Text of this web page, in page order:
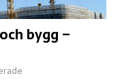
bygg –